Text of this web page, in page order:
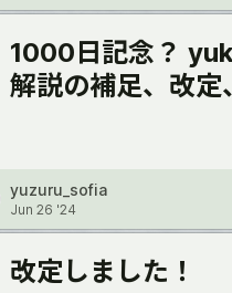
1000日記念？
解説の補足、改
yuzuru_sofia
Jun 26 '24
改定しました！